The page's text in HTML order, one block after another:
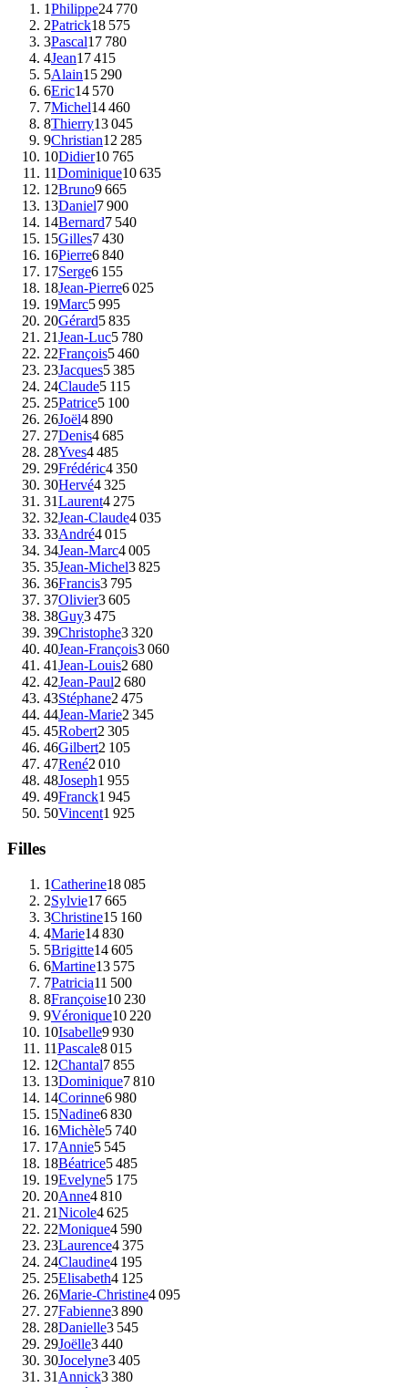
1Philippe24 770
2Patrick18 575
3Pascal17 780
4Jean17 415
5Alain15 290
6Eric14 570
7Michel14 460
8Thierry13 045
9Christian12 285
10Didier10 765
11Dominique10 635
12Bruno9 665
13Daniel7 900
14Bernard7 540
15Gilles7 430
16Pierre6 840
17Serge6 155
18Jean-Pierre6 025
19Marc5 995
20Gérard5 835
21Jean-Luc5 780
22François5 460
23Jacques5 385
24Claude5 115
25Patrice5 100
26Joël4 890
27Denis4 685
28Yves4 485
29Frédéric4 350
30Hervé4 325
31Laurent4 275
32Jean-Claude4 035
33André4 015
34Jean-Marc4 005
35Jean-Michel3 825
36Francis3 795
37Olivier3 605
38Guy3 475
39Christophe3 320
40Jean-François3 060
41Jean-Louis2 680
42Jean-Paul2 680
43Stéphane2 475
44Jean-Marie2 345
45Robert2 305
46Gilbert2 105
47René2 010
48Joseph1 955
49Franck1 945
50Vincent1 925
Filles
1Catherine18 085
2Sylvie17 665
3Christine15 160
4Marie14 830
5Brigitte14 605
6Martine13 575
7Patricia11 500
8Françoise10 230
9Véronique10 220
10Isabelle9 930
11Pascale8 015
12Chantal7 855
13Dominique7 810
14Corinne6 980
15Nadine6 830
16Michèle5 740
17Annie5 545
18Béatrice5 485
19Evelyne5 175
20Anne4 810
21Nicole4 625
22Monique4 590
23Laurence4 375
24Claudine4 195
25Elisabeth4 125
26Marie-Christine4 095
27Fabienne3 890
28Danielle3 545
29Joëlle3 440
30Jocelyne3 405
31 Annick3 380